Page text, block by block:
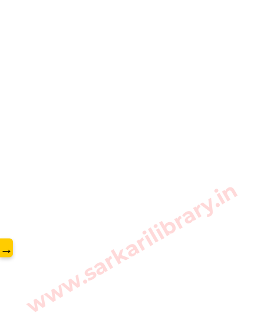
www.sarkarilibrary.in
→